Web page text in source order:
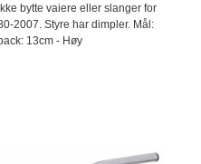
bytte vaiere eller slanger for
2007. Styre har dimpler. Mål:
13cm - Høy